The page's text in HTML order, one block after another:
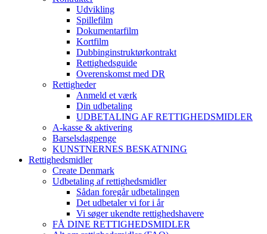
Udvikling
Spillefilm
Dokumentarfilm
Kortfilm
Dubbinginstruktørkontrakt
Rettighedsguide
Overenskomst med DR
Rettigheder
Anmeld et værk
Din udbetaling
UDBETALING AF RETTIGHEDSMIDLER
A-kasse & aktivering
Barselsdagpenge
KUNSTNERNES BESKATNING
Rettighedsmidler
Create Denmark
Udbetaling af rettighedsmidler
Sådan foregår udbetalingen
Det udbetaler vi for i år
Vi søger ukendte rettighedshavere
FÅ DINE RETTIGHEDSMIDLER